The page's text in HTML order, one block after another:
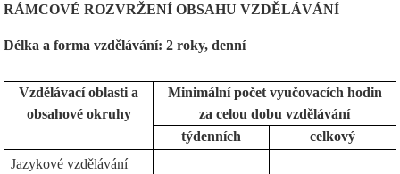
RÁMCOVÉ ROZVRŽENÍ OBSAHU VZDĚLÁVÁNÍ
Délka a forma vzdělávání: 2 roky, denní
Vzdělávací oblasti a
obsahové okruhy
Minimální počet vyučovacích hodin
za celou dobu vzdělávání
týdenních
celkový
Jazykové vzdělávání